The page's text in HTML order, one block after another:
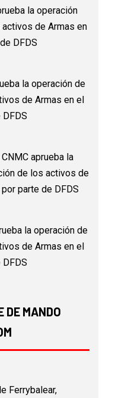
la operación
de Armas en
DFDS
la operación de
de Armas en el
CNMC aprueba la
de los activos de
parte de DFDS
la operación de
de Armas en el
DE MANDO
Ferrybalear,